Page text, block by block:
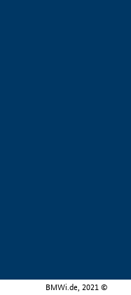
BMWi.de, 2021 ©